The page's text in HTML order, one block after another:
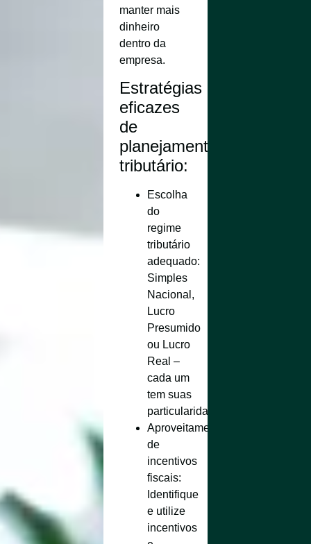
manter mais
dinheiro
dentro da
empresa.
Estratégias
eficazes
de
planejamento
tributário:
Escolha
do
regime
tributário
adequado:
Simples
Nacional,
Lucro
Presumido
ou Lucro
Real –
cada um
tem suas
particularidades.
Aproveitamento
de
incentivos
fiscais:
Identifique
e utilize
incentivos